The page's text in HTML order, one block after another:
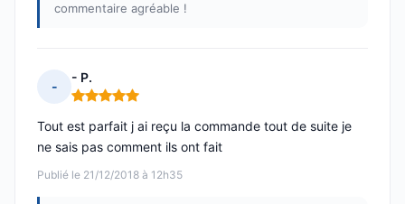
commentaire agréable !
-
- P.
Note : 5 sur 5
Publié le 21/12/2018 à 12h35
Tout est parfait j ai reçu la commande tout de suite je
ne sais pas comment ils ont fait